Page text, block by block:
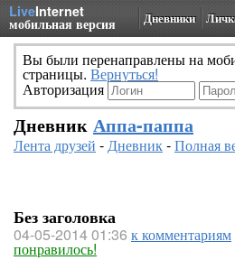
LiveInternet
мобильная версия Дневники
Вы были перенаправлены на
страницы. Вернуться!
Авторизация
Дневник Аппа-паппа
Лента друзей -Дневник-Полная
Без заголовка
04-05-2014 01:36 к комментариям
понравилось!